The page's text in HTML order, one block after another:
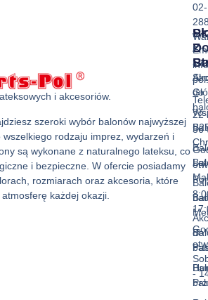
i akcesoriów.
szeroki wybór balonów najwyższej
wszelkiego rodzaju imprez, wydarzeń i
są wykonane z naturalnego lateksu, co
i bezpieczne. W ofercie posiadamy
rozmiarach oraz akcesoria, które
każdej okazji.
Z
do
do
02-
22
36
-